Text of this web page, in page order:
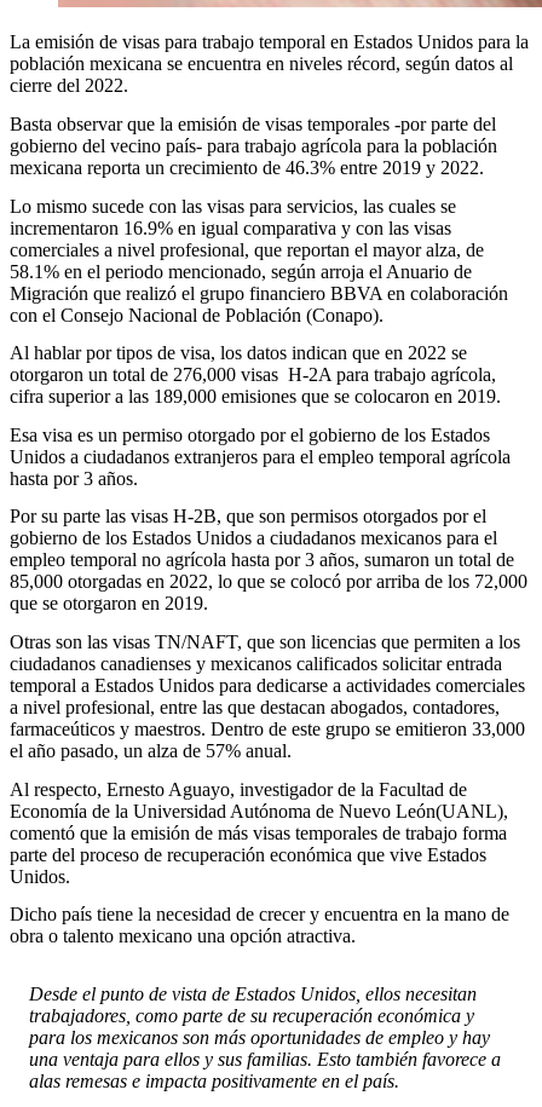
La emisión de visas para trabajo temporal en Estados Unidos para la
población mexicana se encuentra en niveles récord, según datos al
cierre del 2022.
Basta observar que la emisión de visas temporales -por parte del
gobierno del vecino país- para trabajo agrícola para la población
mexicana reporta un crecimiento de 46.3% entre 2019 y 2022.
Lo mismo sucede con las visas para servicios, las cuales se
incrementaron 16.9% en igual comparativa y con las visas
comerciales a nivel profesional, que reportan el mayor alza, de
58.1% en el periodo mencionado, según arroja el Anuario de
Migración que realizó el grupo financiero BBVA en colaboración
con el Consejo Nacional de Población (Conapo).
Al hablar por tipos de visa, los datos indican que en 2022 se
otorgaron un total de 276,000 visas H-2A para trabajo agrícola,
cifra superior a las 189,000 emisiones que se colocaron en 2019.
Esa visa es un permiso otorgado por el gobierno de los Estados
Unidos a ciudadanos extranjeros para el empleo temporal agrícola
hasta por 3 años.
Por su parte las visas H-2B, que son permisos otorgados por el
gobierno de los Estados Unidos a ciudadanos mexicanos para el
empleo temporal no agrícola hasta por 3 años, sumaron un total de
85,000 otorgadas en 2022, lo que se colocó por arriba de los 72,000
que se otorgaron en 2019.
Otras son las visas TN/NAFT, que son licencias que permiten a los
ciudadanos canadienses y mexicanos calificados solicitar entrada
temporal a Estados Unidos para dedicarse a actividades comerciales
a nivel profesional, entre las que destacan abogados, contadores,
farmaceúticos y maestros. Dentro de este grupo se emitieron 33,000
el año pasado, un alza de 57% anual.
Al respecto, Ernesto Aguayo, investigador de la Facultad de
Economía de la Universidad Autónoma de Nuevo León(UANL),
comentó que la emisión de más visas temporales de trabajo forma
parte del proceso de recuperación económica que vive Estados
Unidos.
Dicho país tiene la necesidad de crecer y encuentra en la mano de
obra o talento mexicano una opción atractiva.
Desde el punto de vista de Estados Unidos, ellos necesitan
trabajadores, como parte de su recuperación económica y
para los mexicanos son más oportunidades de empleo y hay
una ventaja para ellos y sus familias. Esto también favorece a
alas remesas e impacta positivamente en el país.